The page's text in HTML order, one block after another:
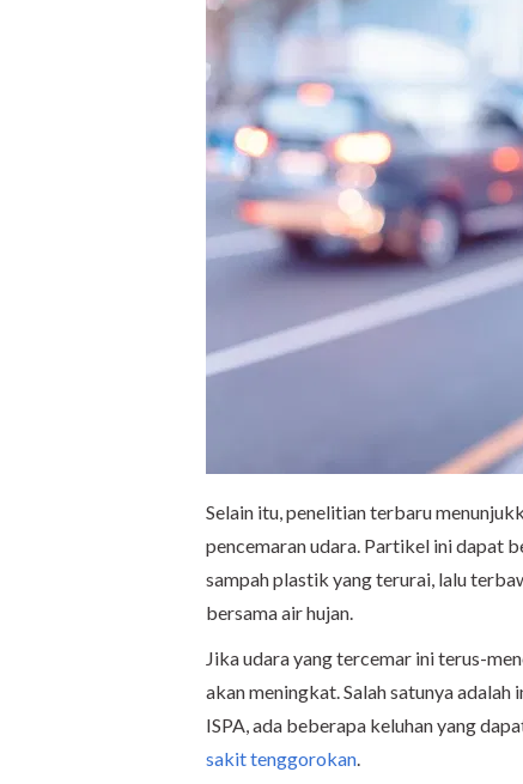
Selain itu, penelitian terbaru
pencemaran udara. Partikel ini dapat
sampah plastik yang terurai, lalu
bersama air hujan.
Jika udara yang tercemar ini terus-
akan meningkat. Salah satunya adalah
ISPA, ada beberapa keluhan yang
sakit tenggorokan.